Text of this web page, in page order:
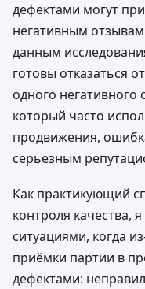
дефектами могут
негативным
данным
готовы отказаться
одного негативного
который часто
продвижения,
серьёзным
Как практикующий
контроля качества,
ситуациями, когда
приёмки партии в
дефектами: